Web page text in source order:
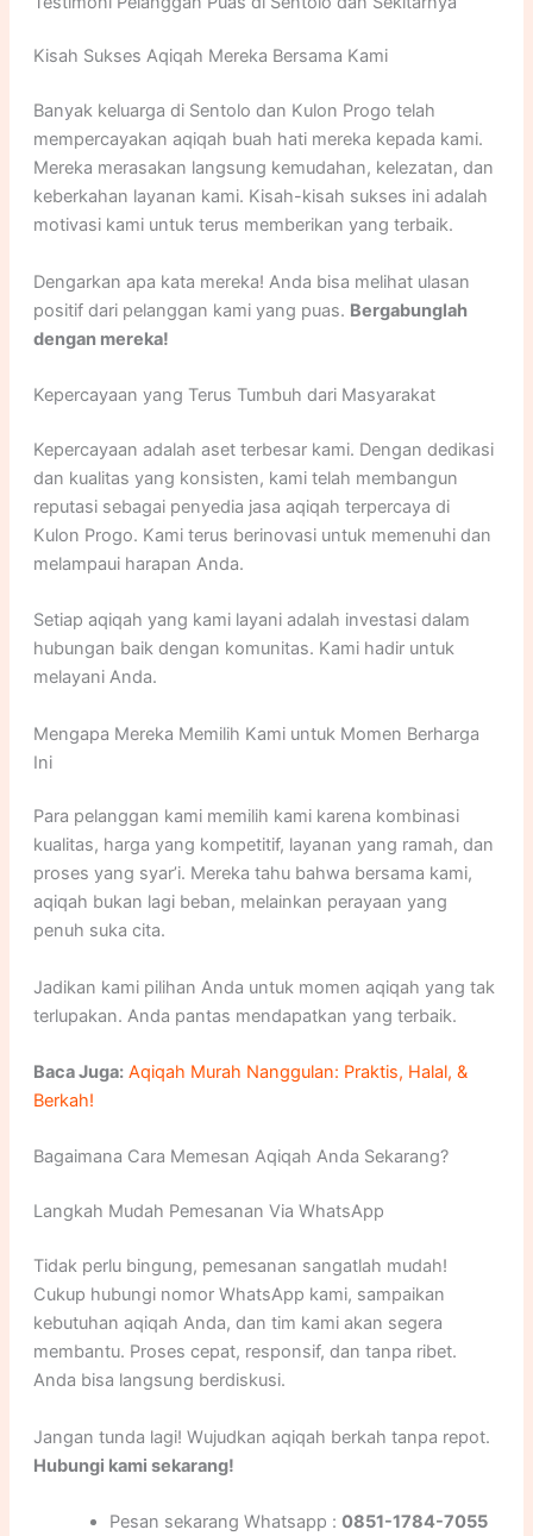
Kisah Sukses Aqiqah Mereka Bersama Kami
Banyak keluarga di Sentolo dan Kulon Progo telah
mempercayakan aqiqah buah hati mereka kepada kami.
Mereka merasakan langsung kemudahan, kelezatan, dan
keberkahan layanan kami. Kisah-kisah sukses ini adalah
motivasi kami untuk terus memberikan yang terbaik.
Dengarkan apa kata mereka! Anda bisa melihat ulasan
positif dari pelanggan kami yang puas. Bergabunglah
dengan mereka!
Kepercayaan yang Terus Tumbuh dari Masyarakat
Kepercayaan adalah aset terbesar kami. Dengan dedikasi
dan kualitas yang konsisten, kami telah membangun
reputasi sebagai penyedia jasa aqiqah terpercaya di
Kulon Progo. Kami terus berinovasi untuk memenuhi dan
melampaui harapan Anda.
Setiap aqiqah yang kami layani adalah investasi dalam
hubungan baik dengan komunitas. Kami hadir untuk
melayani Anda.
Mengapa Mereka Memilih Kami untuk Momen Berharga
Ini
Para pelanggan kami memilih kami karena kombinasi
kualitas, harga yang kompetitif, layanan yang ramah, dan
proses yang syar’i. Mereka tahu bahwa bersama kami,
aqiqah bukan lagi beban, melainkan perayaan yang
penuh suka cita.
Jadikan kami pilihan Anda untuk momen aqiqah yang tak
terlupakan. Anda pantas mendapatkan yang terbaik.
Baca Juga: Aqiqah Murah Nanggulan: Praktis, Halal, &
Berkah!
Bagaimana Cara Memesan Aqiqah Anda Sekarang?
Langkah Mudah Pemesanan Via WhatsApp
Tidak perlu bingung, pemesanan sangatlah mudah!
Cukup hubungi nomor WhatsApp kami, sampaikan
kebutuhan aqiqah Anda, dan tim kami akan segera
membantu. Proses cepat, responsif, dan tanpa ribet.
Anda bisa langsung berdiskusi.
Jangan tunda lagi! Wujudkan aqiqah berkah tanpa repot.
Hubungi kami sekarang!
Pesan sekarang Whatsapp : 0851-1784-7055